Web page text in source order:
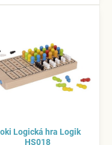
Logická hra Logik
HS018